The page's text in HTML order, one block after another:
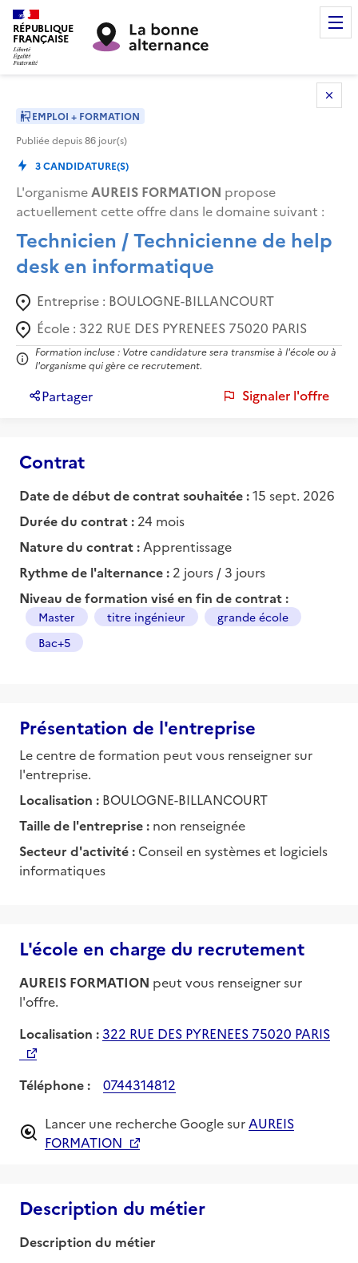
RÉPUBLIQUE
FRANÇAISE
EMPLOI + FORMATION
Publiée depuis86 jour(s)
3CANDIDATURE(S)
L'organismeAUREIS FORMATION propose
actuellement cette offre dans le domaine suivant :
Technicien / Technicienne de help
desk en informatique
Entreprise : BOULOGNE-BILLANCOURT
École : 322 RUE DES PYRENEES 75020 PARIS
Formation incluse : Votre candidature sera transmise à l'école ou à
l'organisme qui gère ce recrutement.
Partager Signaler l'offre
Contrat
Date de début de contrat souhaitée :15 sept. 2026
Durée du contrat : 24 mois
Nature du contrat : Apprentissage
Rythme de l'alternance : 2 jours / 3 jours
Niveau de formation visé en fin de contrat :
Master titre ingénieur
grande école
Bac+5
Présentation de l'entreprise
Le centre de formation peut vous renseigner sur
l'entreprise.
Localisation : BOULOGNE-BILLANCOURT
Taille de l'entreprise : non renseignée
Secteur d'activité : Conseil en systèmes et logiciels
informatiques
L'école en charge du recrutement
AUREIS FORMATION peut vous renseigner sur
l'offre.
Localisation :322 RUE DES PYRENEES 75020 PARIS
Téléphone : 0744314812
Lancer une recherche Google sur AUREIS
FORMATION
Description du métier
Description du métier